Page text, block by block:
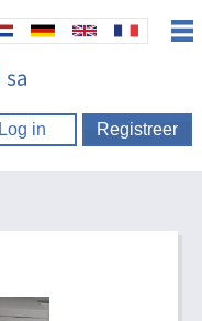
Log in Registreer